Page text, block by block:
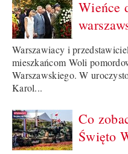
Wieńce
Warszawiacy i
mieszkańcom Woli
Warszawskiego. W
Karol...
Co
Święto